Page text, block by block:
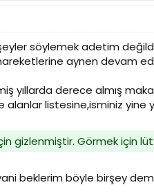
söylemek adetim
aynen devam
yıllarda derece almış
alanlar listesine,isminiz yine
gizlenmiştir. Görmek için
beklerim böyle birşey